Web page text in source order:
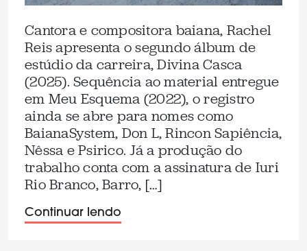
Cantora e compositora baiana, Rachel
Reis apresenta o segundo álbum de
estúdio da carreira, Divina Casca
(2025). Sequência ao material entregue
em Meu Esquema (2022), o registro
ainda se abre para nomes como
BaianaSystem, Don L, Rincon Sapiência,
Nêssa e Psirico. Já a produção do
trabalho conta com a assinatura de Iuri
Rio Branco, Barro, […]
Continuar lendo